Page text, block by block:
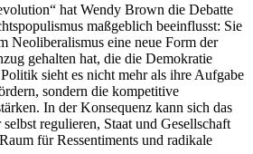
hat Wendy Brown die Debatte
maßgeblich beeinflusst: Sie
Neoliberalismus eine neue Form der
gehalten hat, die die Demokratie
sieht es nicht mehr als ihre Aufgabe
sondern die kompetitive
In der Konsequenz kann sich das
regulieren, Staat und Gesellschaft
für Ressentiments und radikale